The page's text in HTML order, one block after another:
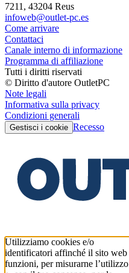
7211, 43204 Reus
infoweb@outlet-pc.es
Come arrivare
Contattaci
Canale interno di informazione
Programma di affiliazione
Tutti i diritti riservati
© Diritto d'autore OutletPC
Note legali
Informativa sulla privacy
Condizioni generali
Gestisci i cookie Recesso
Utilizziamo cookies e/o
identificatori affinché il sito web
funzioni, per misurarne l’utilizzo